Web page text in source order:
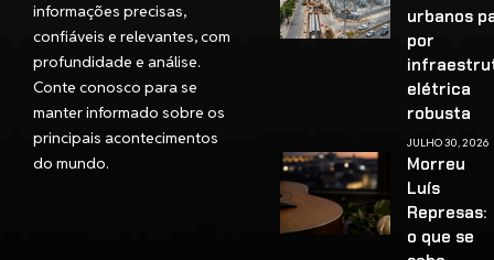
informações precisas,
confiáveis e relevantes, com
profundidade e análise.
Conte conosco para se
manter informado sobre os
principais acontecimentos
do mundo.
urbanos
por
elétrica
robusta
JULHO 30, 2026
Morreu
Luís
Represas:
o que se